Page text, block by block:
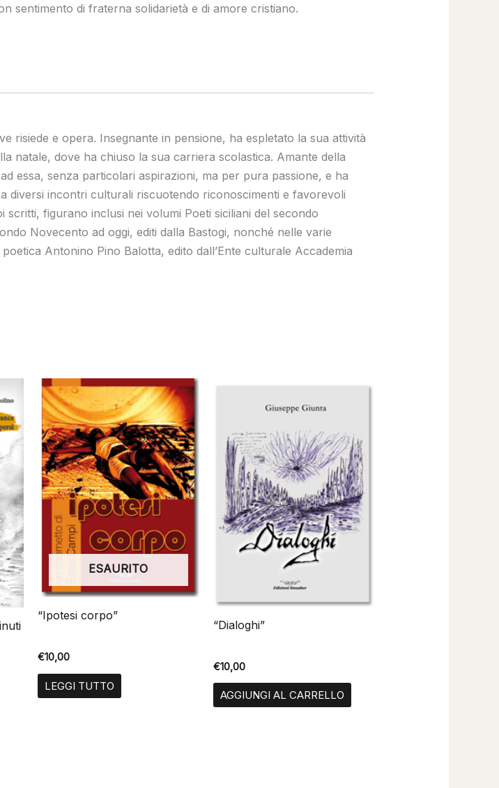
sentimento di fraterna solidarietà e di amore cristiano.
risiede e opera. Insegnante in pensione, ha espletato la sua attività
natale, dove ha chiuso la sua carriera scolastica. Amante della
essa, senza particolari aspirazioni, ma per pura passione, e ha
diversi incontri culturali riscuotendo riconoscimenti e favorevoli
figurano inclusi nei volumi Poeti siciliani del secondo
Novecento ad oggi, editi dalla Bastogi, nonché nelle varie
Antonino Pino Balotta, edito dall’Ente culturale Accademia
ESAURITO
“Ipotesi corpo”
€10,00
LEGGI TUTTO
“Dialoghi”
€10,00
AGGIUNGI AL CARRELLO